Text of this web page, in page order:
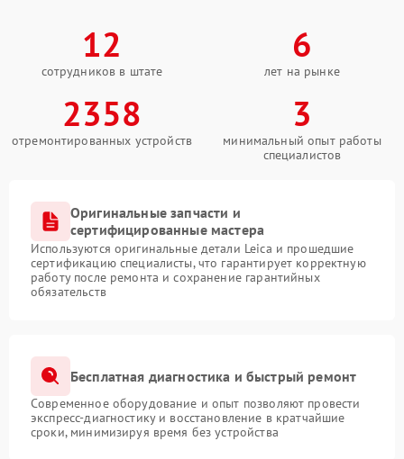
12
сотрудников в штате
6
лет на рынке
2358
отремонтированных устройств
3
минимальный опыт работы
специалистов
Оригинальные запчасти и
сертифицированные мастера
Используются оригинальные детали Leica и прошедшие
сертификацию специалисты, что гарантирует корректную
работу после ремонта и сохранение гарантийных
обязательств
Бесплатная диагностика и быстрый ремонт
Современное оборудование и опыт позволяют провести
экспресс-диагностику и восстановление в кратчайшие
сроки, минимизируя время без устройства